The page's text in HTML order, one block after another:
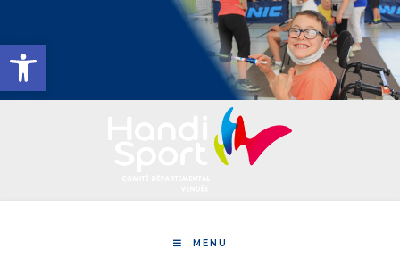
Ouvrir la barre d’outils
content
MENU